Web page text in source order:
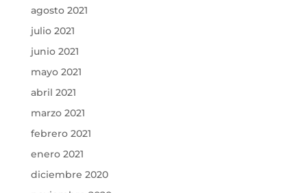
agosto 2021
julio 2021
junio 2021
mayo 2021
abril 2021
marzo 2021
febrero 2021
enero 2021
diciembre 2020